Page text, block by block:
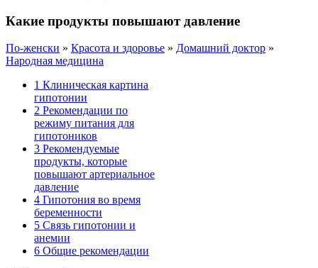
Какие продукты повышают давление
По-женски » Красота и здоровье » Домашний доктор »
Народная медицина
1 Клиническая картина
гипотонии
2 Рекомендации по
режиму питания для
гипотоников
3 Рекомендуемые
продукты, которые
повышают артериальное
давление
4 Гипотония во время
беременности
5 Связь гипотонии и
анемии
6 Общие рекомендации